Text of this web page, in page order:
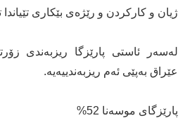
ژیان و كاركردن و رێژەی بێكاری تێیاندا
لەسەر ئاستی پارێزگا ریزبەندی
عێراق بەپێی ئەم ریزبەندییەیە.
پارێزگای موسەنا 52%